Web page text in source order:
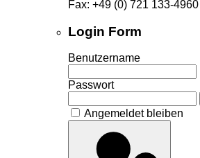
Fax: +49 (0) 721 133-4960
Login Form
Benutzername
Passwort
Angemeldet bleiben